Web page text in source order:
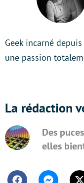
Geek incarné
une passion
La rédaction
Des
elles